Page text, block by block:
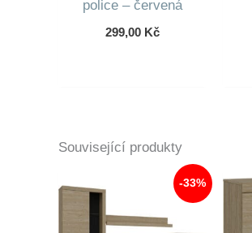
police – červená
299,00 Kč
Související produkty
-33%